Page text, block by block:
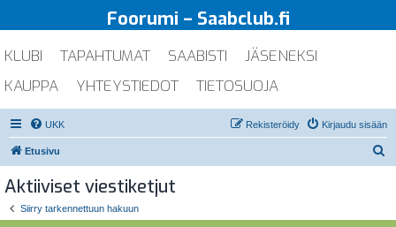
Foorumi – Saabclub.fi
KLUBI TAPAHTUMAT SAABISTI
JÄSENEKSI
KAUPPA
YHTEYSTIEDOT TIETOSUOJA
UKK Kirjaudu sisään
Rekisteröidy
Etusivu
Aktiiviset viestiketjut
Siirry tarkennettuun hakuun